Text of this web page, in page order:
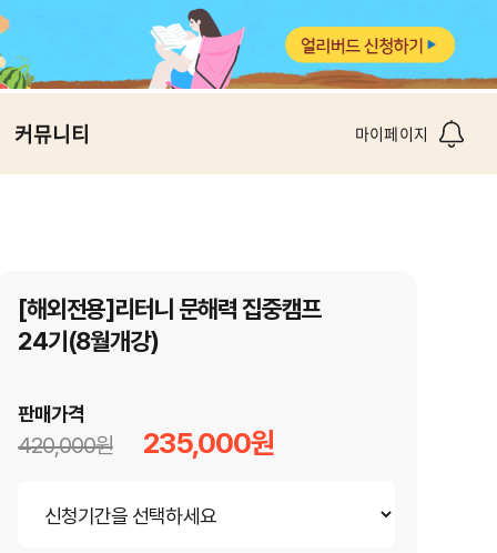
커뮤니티 마이페이지
[해외전용]리터니 문해력 집중캠프
24기(8월개강)
판매가격
420,000원 235,000원